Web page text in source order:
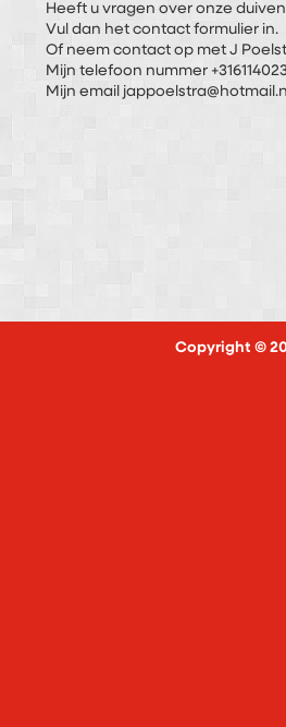
Heeft u vragen over onze duiven
Vul dan het contact formulier in.
Of neem contact op met J
Mijn telefoon nummer
Mijn email
Copyright ©